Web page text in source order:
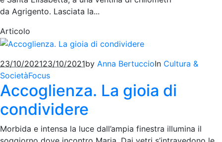
da Agrigento. Lasciata la...
Articolo
23/10/202123/10/2021by Anna BertuccioIn Cultura &
SocietàFocus
Accoglienza. La gioia di
condividere
Morbida e intensa la luce dall’ampia finestra illumina il